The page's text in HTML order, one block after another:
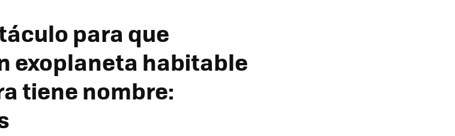
para que
exoplaneta habitable
tiene nombre: